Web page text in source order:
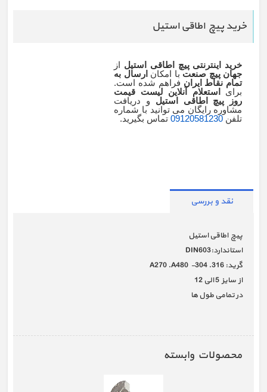
خرید پیچ اطاقی استیل
خرید اینترنتی پیچ اطاقی استیل از
جهان پیچ صنعت با امکان ارسال به
تمام نقاط ایران فراهم شده است.
برای
استعلام آنلاین لیست قیمت
روز پیچ اطاقی استیل و دریافت
مشاوره رایگان می توانید با شماره
تلفن 09120581230تماس بگیرید.
نقد و بررسی
پیچ اطاقی استیل
استاندارد:DIN603
گرید: A270 .A480 -304 .316
از سایز 5 الی 12
در تمامی طول ها
محصولات وابسته